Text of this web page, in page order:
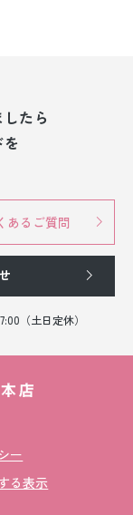
たら
あるご質問
（土日定休）
ー
る表示